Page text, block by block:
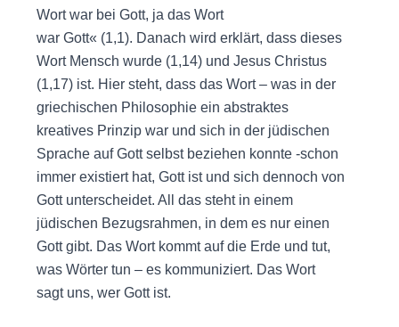
Wort war bei Gott, ja das Wort
war Gott« (1,1). Danach wird erklärt, dass dieses
Wort Mensch wurde (1,14) und Jesus Christus
(1,17) ist. Hier steht, dass das Wort – was in der
griechischen Philosophie ein abstraktes
kreatives Prinzip war und sich in der jüdischen
Sprache auf Gott selbst beziehen konnte -schon
immer existiert hat, Gott ist und sich dennoch von
Gott unterscheidet. All das steht in einem
jüdischen Bezugsrahmen, in dem es nur einen
Gott gibt. Das Wort kommt auf die Erde und tut,
was Wörter tun – es kommuniziert. Das Wort
sagt uns, wer Gott ist.